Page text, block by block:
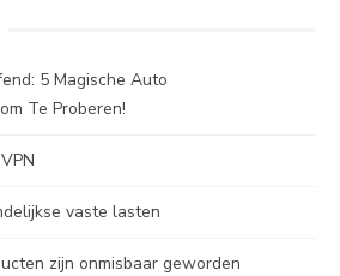
5 Magische Auto
Te Proberen!
vaste lasten
zijn onmisbaar geworden